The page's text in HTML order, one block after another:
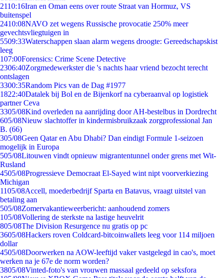
2110:16Iran en Oman eens over route Straat van Hormuz, VS
buitenspel
2410:08NAVO zet wegens Russische provocatie 250% meer
gevechtsvliegtuigen in
5509:33Waterschappen slaan alarm wegens droogte: Gereedschapskist
leeg
107:00Forensics: Crime Scene Detective
2306:40Zorgmedewerkster die 's nachts haar vriend bezocht terecht
ontslagen
3300:35Random Pics van de Dag #1977
1822:40Datalek bij Bol en de Bijenkorf na cyberaanval op logistiek
partner Ceva
3305/08Kind overleden na aanrijding door AH-bestelbus in Dordrecht
605/08Nieuw slachtoffer in kindermisbruikzaak zorgprofessional Jan
B. (66)
305/08Geen Qatar en Abu Dhabi? Dan eindigt Formule 1-seizoen
mogelijk in Europa
505/08Litouwen vindt opnieuw migrantentunnel onder grens met Wit-
Rusland
4505/08Progressieve Democraat El-Sayed wint nipt voorverkiezing
Michigan
1105/08Accell, moederbedrijf Sparta en Batavus, vraagt uitstel van
betaling aan
505/08Zomervakantieweerbericht: aanhoudend zomers
105/08Vollering de sterkste na lastige heuvelrit
805/08The Division Resurgence nu gratis op pc
3605/08Hackers roven Coldcard-bitcoinwallets leeg voor 114 miljoen
dollar
4505/08Doorwerken na AOW-leeftijd vaker vastgelegd in cao's, moet
werken na je 67e de norm worden?
3805/08Vinted-foto's van vrouwen massaal gedeeld op seksfora